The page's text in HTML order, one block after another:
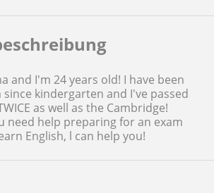
and I'm 24 years old! I have been
since kindergarten and I've passed
as well as the Cambridge!
need help preparing for an exam
English, l can help you!